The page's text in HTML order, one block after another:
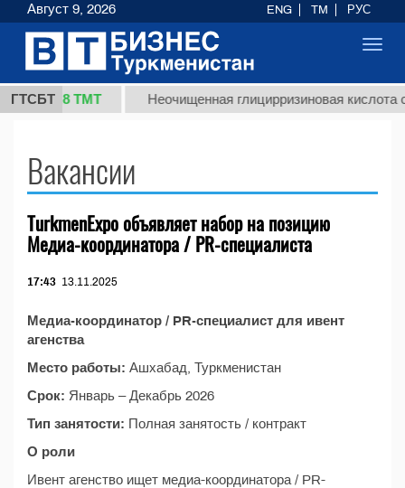
ГТСБТ37,8 ТМТ Неочищенная глицирризиновая кислота
Вакансии
TurkmenExpo объявляет набор на позицию
Медиа-координатора / PR-специалиста
17:43 13.11.2025
Медиа-координатор / PR-специалист для ивент
агенства
Место работы: Ашхабад, Туркменистан
Срок: Январь – Декабрь 2026
Тип занятости: Полная занятость / контракт
О роли
Ивент агенство ищет медиа-координатора / PR-
Август 9, 2026 ENG TM РУС